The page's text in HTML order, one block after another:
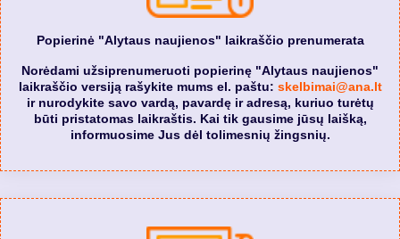
Popierinė "Alytaus naujienos" laikraščio prenumerata
Norėdami užsiprenumeruoti popierinę "Alytaus naujienos"
laikraščio versiją rašykite mums el. paštu: skelbimai@ana.lt
ir nurodykite savo vardą, pavardę ir adresą, kuriuo turėtų
būti pristatomas laikraštis. Kai tik gausime jūsų laišką,
informuosime Jus dėl tolimesnių žingsnių.